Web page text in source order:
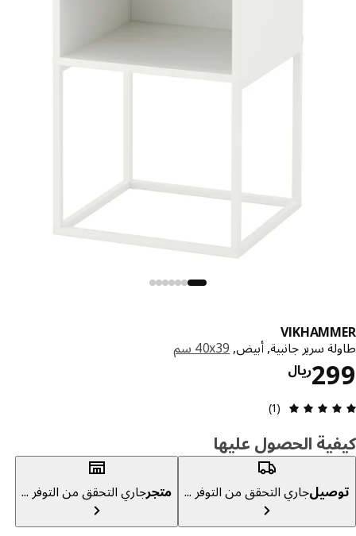
سرير جانبية, أبيض,‎40x39 سم‏
ريالالسعر ريال 299
مراجعة التقييم: 5 من أصل 5 النجوم. إجمالي المراجعات: 1
(1)
الحصول عليها
جاري التحقق من التوفر ... متجرجاري التحقق من التوفر ...